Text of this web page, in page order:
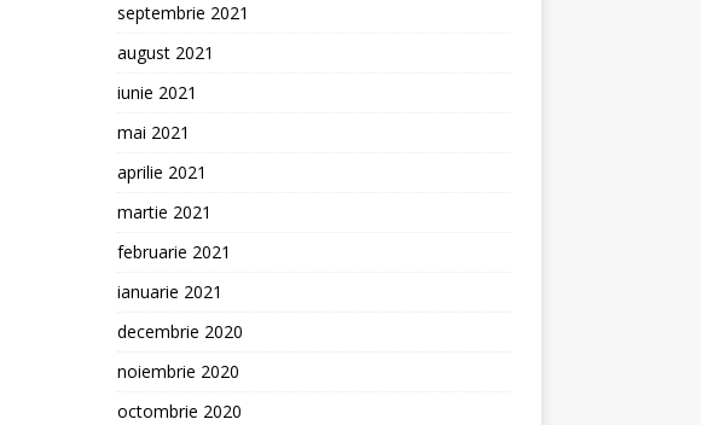
septembrie 2021
august 2021
iunie 2021
mai 2021
aprilie 2021
martie 2021
februarie 2021
ianuarie 2021
decembrie 2020
noiembrie 2020
octombrie 2020